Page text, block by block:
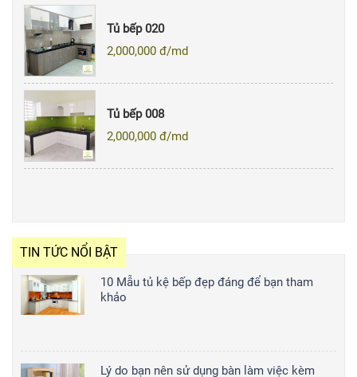
Tủ bếp 020
2,000,000đ/md
Tủ bếp 008
2,000,000đ/md
TIN TỨC NỔI BẬT
10 Mẫu tủ kệ bếp đẹp đáng để bạn tham
khảo
Lý do bạn nên sử dụng bàn làm việc kèm